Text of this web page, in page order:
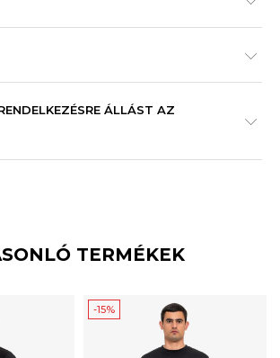
ÁLLÁST AZ
TERMÉKEK
-15%